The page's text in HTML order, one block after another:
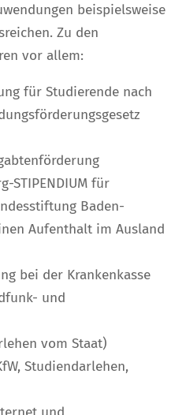
beispielsweise
Zu den
vor allem:
für Studierende nach
STIPENDIUM für
Baden-
Aufenthalt im Ausland
bei der Krankenkasse
und
vom Staat)
Studiendarlehen,